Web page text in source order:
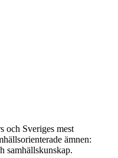
och Sveriges mest
ämnen:
samhällskunskap.